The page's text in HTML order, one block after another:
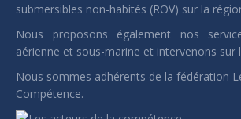
submersibles non-habités (ROV) sur la
Nous proposons également nos
aérienne et sous-marine et intervenons sur
Nous sommes adhérents de la fédération
Compétence.